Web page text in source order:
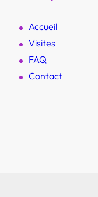
Accueil
Visites
FAQ
Contact